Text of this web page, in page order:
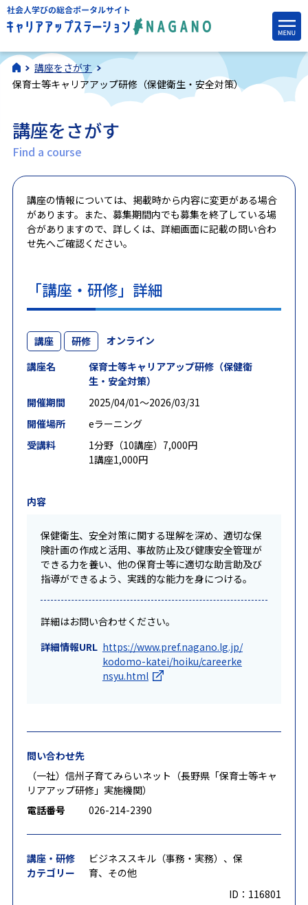
講座をさがす
保育士等キャリアアップ研修（保健衛生・安全対策）
講座をさがす
Find a course
講座の情報については、掲載時から内容に変更がある場合
があります。また、募集期間内でも募集を終了している場
合がありますので、詳しくは、詳細画面に記載の問い合わ
せ先へご確認ください。
「講座・研修」詳細
講座 研修
オンライン
講座名
保育士等キャリアアップ研修（保健衛
生・安全対策）
開催期間
2025/04/01〜2026/03/31
開催場所
eラーニング
受講料
1分野（10講座）7,000円
1講座1,000円
内容
保健衛生、安全対策に関する理解を深め、適切な保
険計画の作成と活用、事故防止及び健康安全管理が
できる力を養い、他の保育士等に適切な助言助及び
指導ができるよう、実践的な能力を身につける。
詳細はお問い合わせください。
詳細情報URL https://www.pref.nagano.lg.jp/
kodomo-katei/hoiku/careerke
nsyu.html
問い合わせ先
（一社）信州子育てみらいネット（長野県「保育士等キャ
リアアップ研修」実施機関）
電話番号
026-214-2390
講座・研修
カテゴリー
ビジネススキル（事務・実務）、保
育、その他
ID：116801